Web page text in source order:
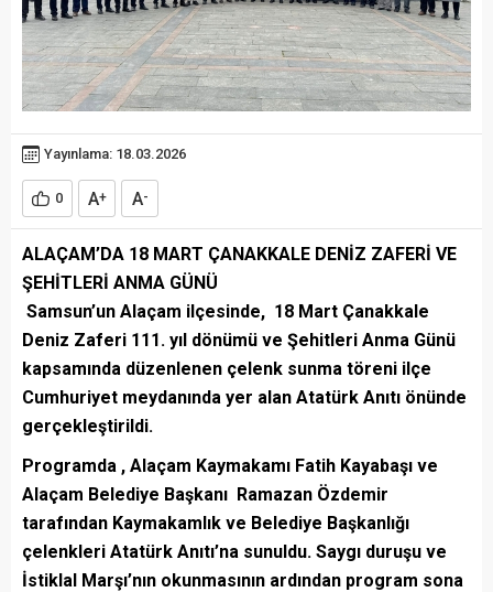
Yayınlama: 18.03.2026
0 A+ A-
ALAÇAM’DA 18 MART ÇANAKKALE DENİZ ZAFERİ VE
ŞEHİTLERİ ANMA GÜNÜ
Samsun’un Alaçam ilçesinde, 18 Mart Çanakkale
Deniz Zaferi 111. yıl dönümü ve Şehitleri Anma Günü
kapsamında düzenlenen çelenk sunma töreni ilçe
Cumhuriyet meydanında yer alan Atatürk Anıtı önünde
gerçekleştirildi.
Programda , Alaçam Kaymakamı Fatih Kayabaşı ve
Alaçam Belediye Başkanı Ramazan Özdemir
tarafından Kaymakamlık ve Belediye Başkanlığı
çelenkleri Atatürk Anıtı’na sunuldu. Saygı duruşu ve
İstiklal Marşı’nın okunmasının ardından program sona